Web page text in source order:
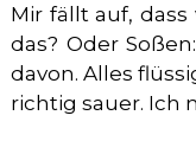
Mir fällt auf,
das? Oder
davon. Alles
richtig sauer. Ich